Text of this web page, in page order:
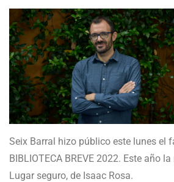
Seix Barral hizo público este lunes el
BIBLIOTECA BREVE 2022. Este año
Lugar seguro, de Isaac Rosa.